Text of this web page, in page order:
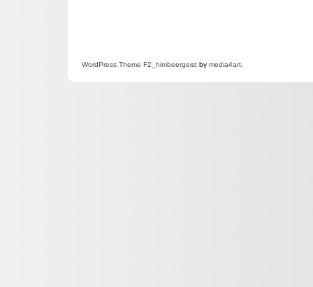
WordPress Theme F2 _himbeergeist by media4art